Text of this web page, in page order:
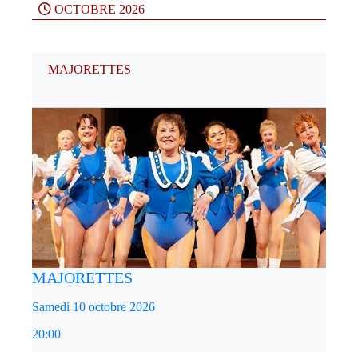
OCTOBRE 2026
MAJORETTES
MAJORETTES
Samedi 10 octobre 2026
20:00